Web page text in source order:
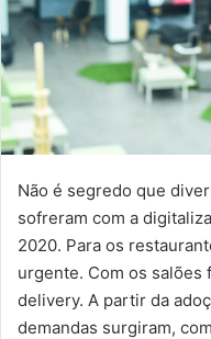
Não é segredo que
sofreram com a
2020. Para os
urgente. Com os salões
delivery. A partir da
demandas surgiram,